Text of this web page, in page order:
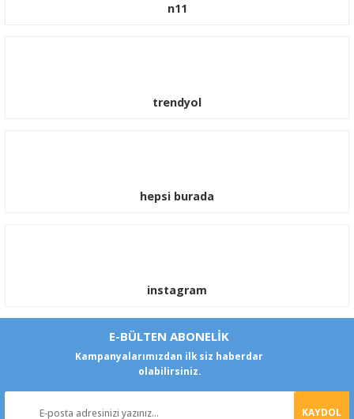
n11
trendyol
hepsi burada
instagram
E-BÜLTEN ABONELİK
Kampanyalarımızdan ilk siz haberdar
olabilirsiniz.
KAYDOL